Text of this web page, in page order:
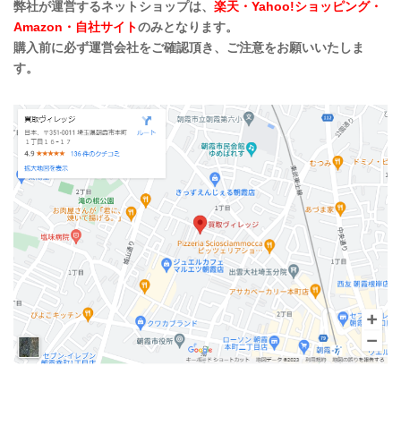
弊社が運営するネットショップは、 楽天・Yahoo!ショッピング・
Amazon・自社サイトのみとなります。
購入前に必ず運営会社をご確認頂き、ご注意をお願いいたしま
す。